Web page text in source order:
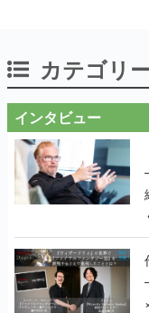
カテゴリ
インタビュー